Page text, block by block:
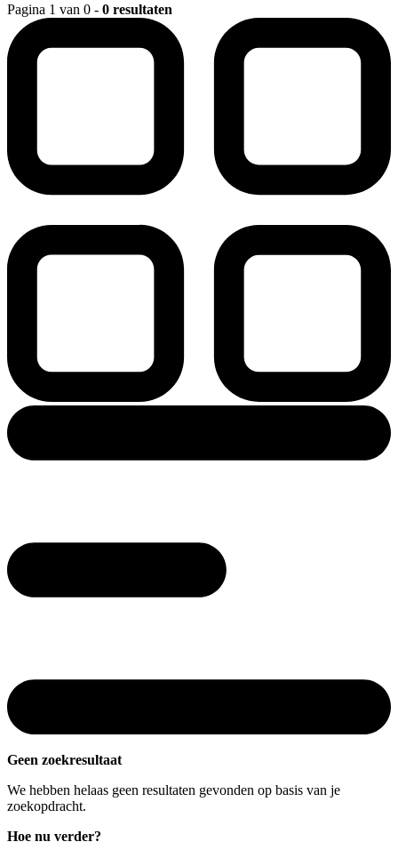
Pagina 1 van 0 - 0 resultaten
Geen zoekresultaat
We hebben helaas geen resultaten gevonden op basis van je
zoekopdracht.
Hoe nu verder?